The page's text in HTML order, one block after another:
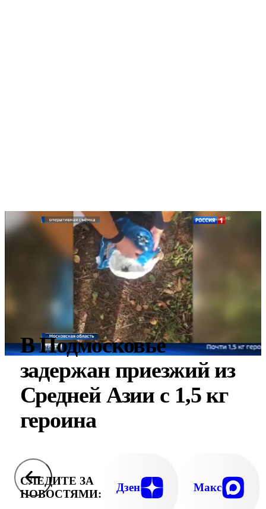
В Подмосковье
задержан приезжий из
Средней Азии с 1,5 кг
героина
СЛЕДИТЕ ЗА
НОВОСТЯМИ:
Дзен Макс